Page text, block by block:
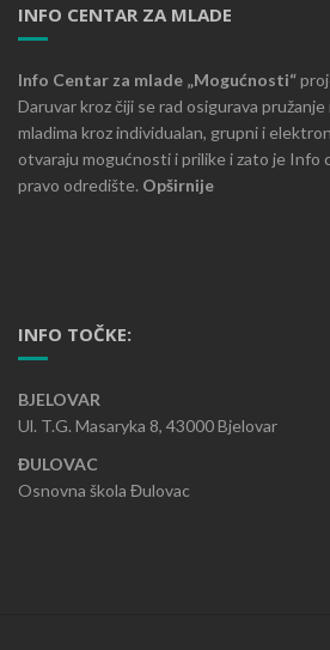
INFO CENTAR ZA MLADE
Info Centar za mlade „Mogućnosti“
Daruvar kroz čiji se rad osigurava
mladima kroz individualan, grupni i
otvaraju mogućnosti i prilike i zato je Info
pravo odredište. Opširnije
INFO TOČKE:
BJELOVAR
Ul. T.G. Masaryka 8, 43000 Bjelovar
ĐULOVAC
Osnovna škola Đulovac